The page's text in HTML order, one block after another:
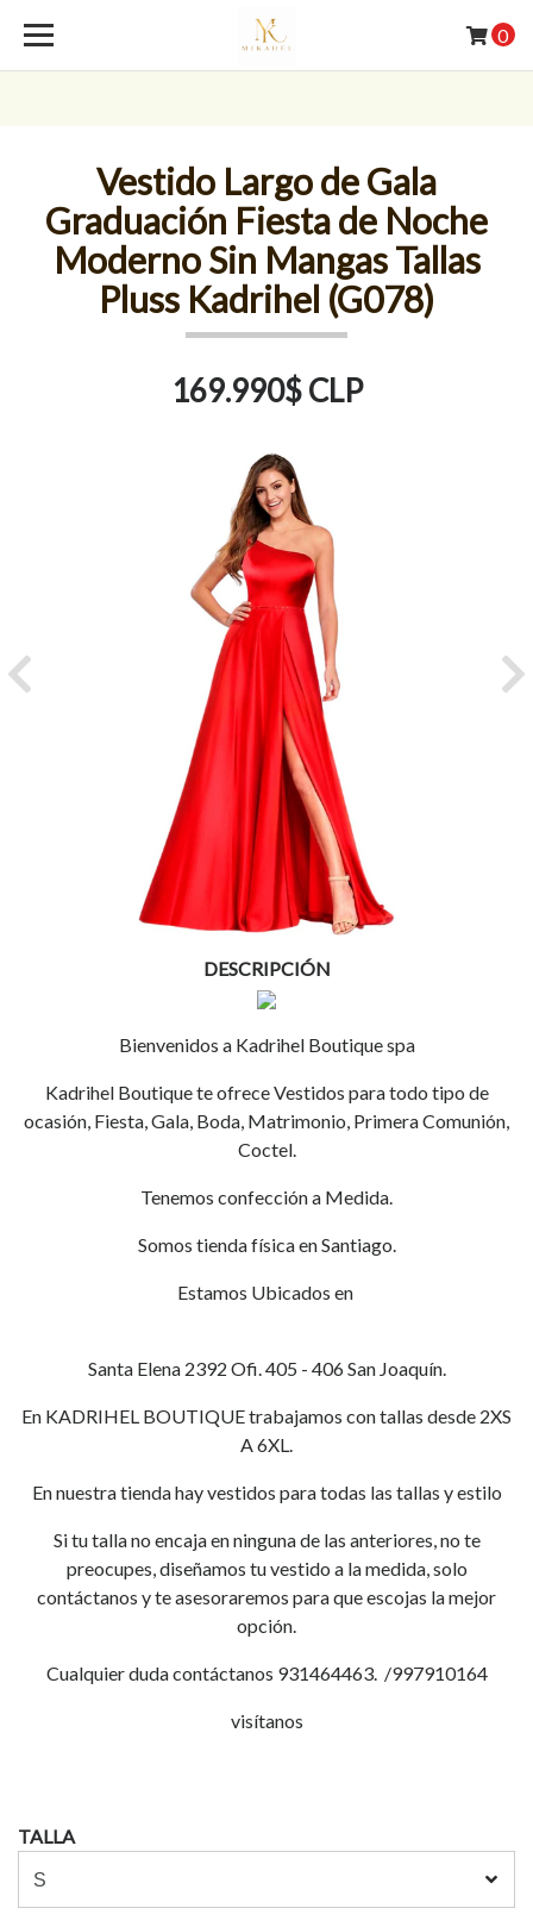
0
Vestido Largo de Gala
Graduación Fiesta de Noche
Moderno Sin Mangas Tallas
Pluss Kadrihel (G078)
169.990$ CLP
Previous
DESCRIPCIÓN
Bienvenidos a Kadrihel Boutique spa
Kadrihel Boutique te ofrece Vestidos para todo tipo de
ocasión, Fiesta, Gala, Boda, Matrimonio, Primera Comunión,
Coctel.
Tenemos confección a Medida.
Somos tienda física en Santiago.
Estamos Ubicados en
Santa Elena 2392 Ofi. 405 - 406 San Joaquín.
En KADRIHEL BOUTIQUE trabajamos con tallas desde 2XS
A 6XL.
En nuestra tienda hay vestidos para todas las tallas y estilo
Si tu talla no encaja en ninguna de las anteriores, no te
preocupes, diseñamos tu vestido a la medida, solo
contáctanos y te asesoraremos para que escojas la mejor
opción.
Cualquier duda contáctanos 931464463. /997910164
visítanos
TALLA